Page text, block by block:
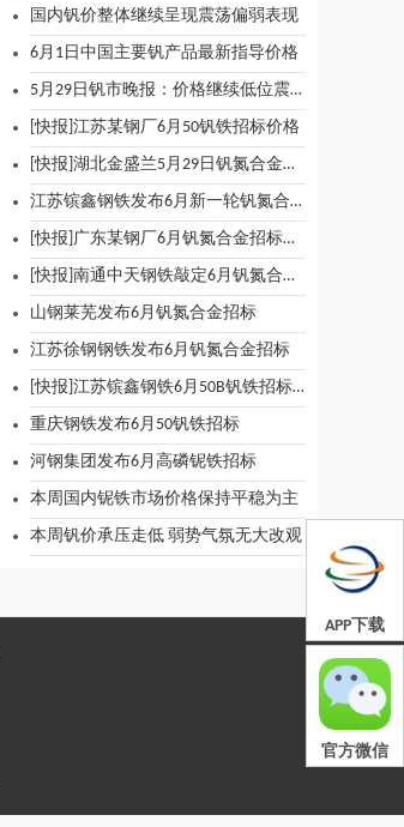
国内钒价整体继续呈现震荡偏弱表现
6月1日中国主要钒产品最新指导价格
5月29日钒市晚报：价格继续低位震荡
[快报]江苏某钢厂6月50钒铁招标价格
[快报]湖北金盛兰5月29日钒氮合金招标价格
江苏镔鑫钢铁发布6月新一轮钒氮合金招标
[快报]广东某钢厂6月钒氮合金招标价格
[快报]南通中天钢铁敲定6月钒氮合金招标价格
山钢莱芜发布6月钒氮合金招标
江苏徐钢钢铁发布6月钒氮合金招标
[快报]江苏镔鑫钢铁6月50B钒铁招标价格
重庆钢铁发布6月50钒铁招标
河钢集团发布6月高磷铌铁招标
本周国内铌铁市场价格保持平稳为主
本周钒价承压走低 弱势气氛无大改观
APP下载
官方微信